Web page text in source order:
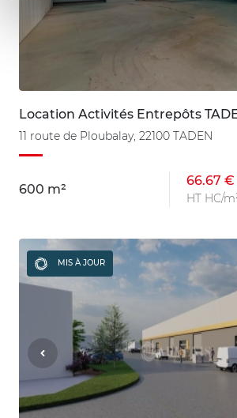
Location Activités Entrepôts
11 route de Ploubalay, 22100 TADEN
600 m²
66.67 €
HT HC/
MIS À JOUR